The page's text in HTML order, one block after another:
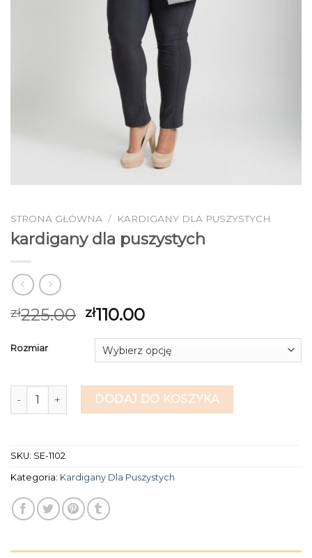
STRONA GŁÓWNA / KARDIGANY DLA PUSZYSTYCH
kardigany dla puszystych
zł225.00 zł110.00
Rozmiar
ilość kardigany dla puszystychDODAJ DO KOSZYKA
SKU: SE-1102
Kategoria: Kardigany Dla Puszystych